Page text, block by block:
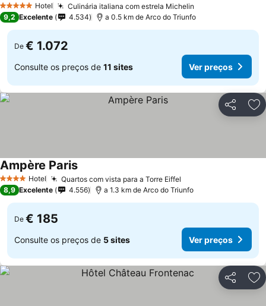
5 Estrelas Hotel Culinária italiana com estrela Michelin
9,2 Excelente 4.534 a 0.5 km de Arco do Triunfo
De € 1.072
Consulte os preços de 11 sites Ver preços
Partilhar
4 EstrelasHotel Quartos com vista para a Torre Eiffel
Ampère Paris
8,9 Excelente 4.556 a 1.3 km de Arco do Triunfo
De € 185
Consulte os preços de 5 sites Ver preços
Partilhar